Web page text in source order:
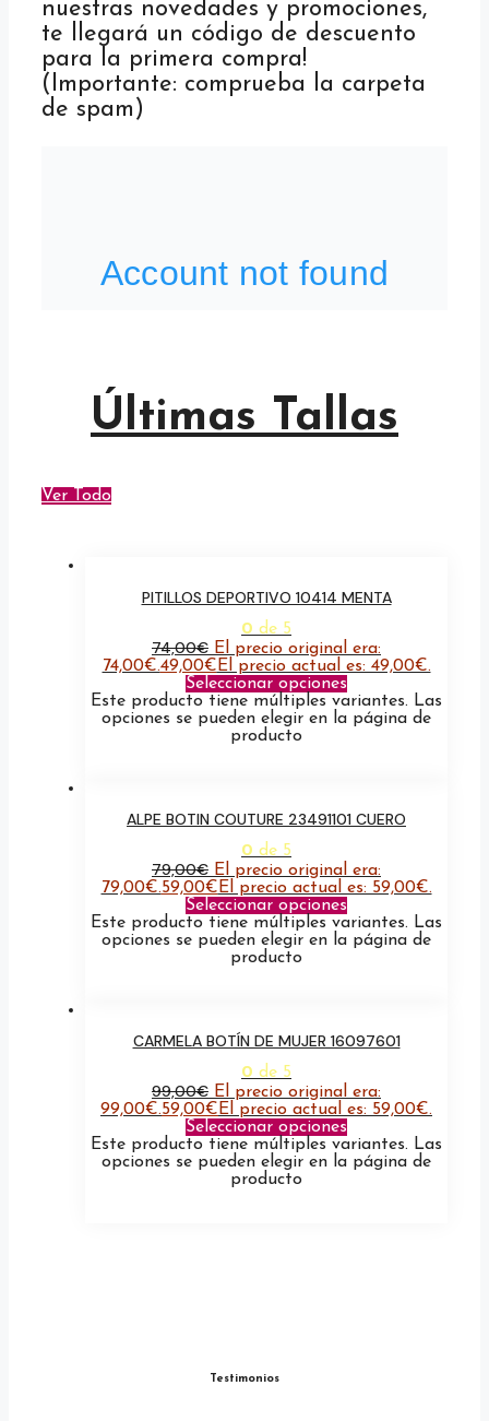
nuestras novedades y promociones,
te llegará un código de descuento
para la primera compra!
(Importante: comprueba la carpeta
de spam)
Últimas Tallas
Ver Todo
PITILLOS DEPORTIVO 10414 MENTA
0 de 5
74,00€ El precio original era:
74,00€.49,00€ El precio actual es: 49,00€.
Seleccionar opciones
Este producto tiene múltiples variantes. Las
opciones se pueden elegir en la página de
producto
ALPE BOTIN COUTURE 23491101 CUERO
0 de 5
79,00€ El precio original era:
79,00€.59,00€ El precio actual es: 59,00€.
Seleccionar opciones
Este producto tiene múltiples variantes. Las
opciones se pueden elegir en la página de
producto
CARMELA BOTÍN DE MUJER 16097601
0 de 5
99,00€ El precio original era:
99,00€.59,00€ El precio actual es: 59,00€.
Seleccionar opciones
Este producto tiene múltiples variantes. Las
opciones se pueden elegir en la página de
producto
Testimonios